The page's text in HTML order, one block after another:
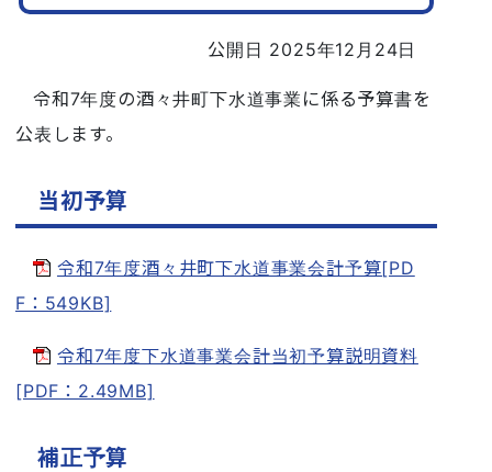
公開日 2025年12月24日
令和7年度の酒々井町下水道事業に係る予算書を
公表します。
当初予算
令和7年度酒々井町下水道事業会計予算[PD
F：549KB]
令和7年度下水道事業会計当初予算説明資料
[PDF：2.49MB]
補正予算